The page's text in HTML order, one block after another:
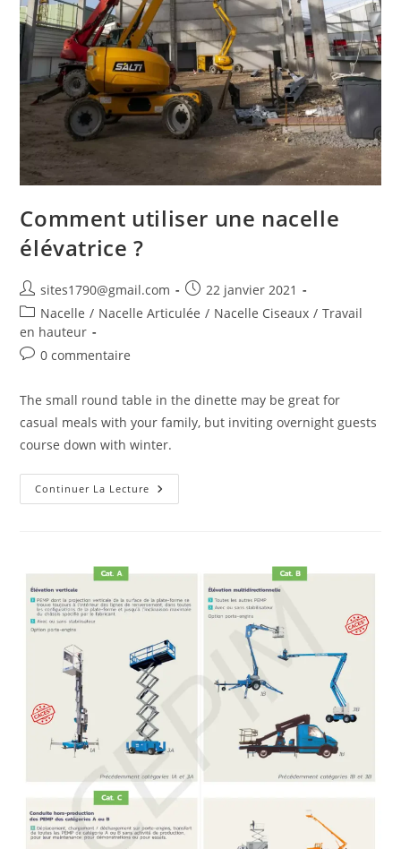
Comment utiliser une nacelle
élévatrice ?
Auteur/autrice
de
la
publication :
sites1790@gmail.com
Publication
publiée :
22 janvier 2021
Post
category:
Nacelle / Nacelle Articulée / Nacelle Ciseaux / Travail
en hauteur
Commentaires
la
publication :
0 commentaire
The small round table in the dinette may be great for
casual meals with your family, but inviting overnight guests
course down with winter.
Continuer La Lecture Comment
Utiliser